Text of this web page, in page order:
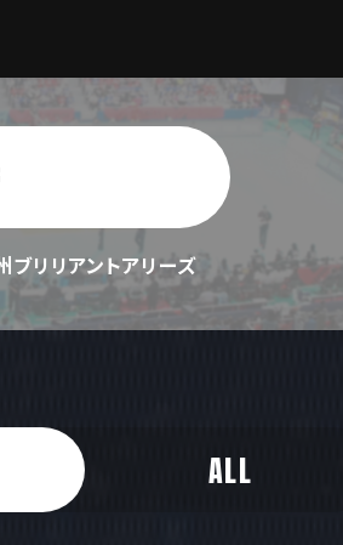
ブリリアントアリーズ
ALL